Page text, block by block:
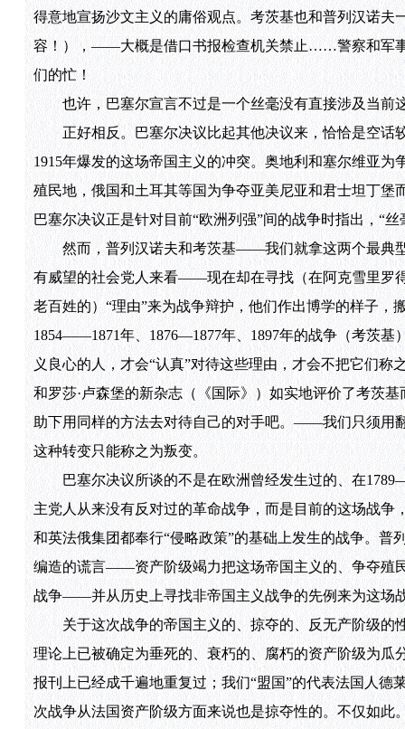
得意地宣扬沙文主义的庸俗观点。考茨基也和普列汉诺
容！），——大概是借口书报检查机关禁止……警察和军事
们的忙！
也许，巴塞尔宣言不过是一个丝毫没有直接涉及当前
正好相反。巴塞尔决议比起其他决议来，恰恰是空话
1915年爆发的这场帝国主义的冲突。奥地利和塞尔维亚
殖民地，俄国和土耳其等国为争夺亚美尼亚和君士坦丁
巴塞尔决议正是针对目前“欧洲列强”间的战争时指出，“
然而，普列汉诺夫和考茨基——我们就拿这两个最典型
有威望的社会党人来看——现在却在寻找（在阿克雪里罗
老百姓的）“理由”来为战争辩护，他们作出博学的样子，
1854——1871年、1876—1877年、1897年的战争（考茨
义良心的人，才会“认真”对待这些理由，才会不把它们
和罗莎·卢森堡的新杂志（《国际》）如实地评价了考茨
助下用同样的方法去对待自己的对手吧。——我们只须用
这种转变只能称之为叛变。
巴塞尔决议所谈的不是在欧洲曾经发生过的、在
主党人从来没有反对过的革命战争，而是目前的这场战争
和英法俄集团都奉行“侵略政策”的基础上发生的战争。
编造的谎言——资产阶级竭力把这场帝国主义的、争夺殖
战争——并从历史上寻找非帝国主义战争的先例来为这场
关于这次战争的帝国主义的、掠夺的、反无产阶级的
理论上已被确定为垂死的、衰朽的、腐朽的资产阶级为瓜
报刊上已经成千遍地重复过；我们“盟国”的代表法国人德
次战争从法国资产阶级方面来说也是掠夺性的。不仅如